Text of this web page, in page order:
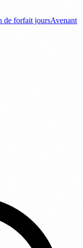
de forfait joursAvenant